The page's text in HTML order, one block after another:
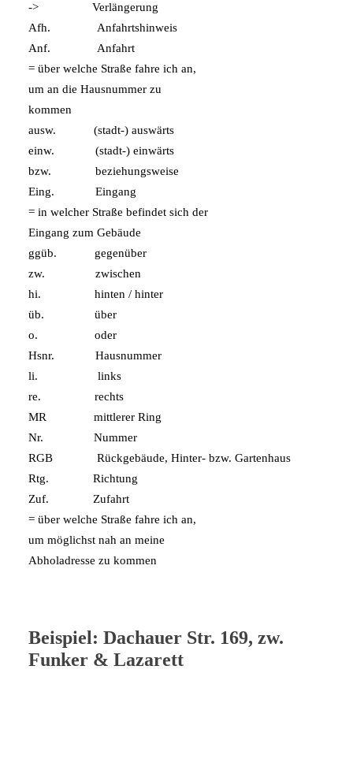
-> Verlängerung
Afh. Anfahrtshinweis
Anf. Anfahrt
= über welche Straße fahre ich an,
um an die Hausnummer zu
kommen
ausw. (stadt-) auswärts
einw. (stadt-) einwärts
bzw. beziehungsweise
Eing. Eingang
= in welcher Straße befindet sich der
Eingang zum Gebäude
ggüb. gegenüber
zw. zwischen
hi. hinten / hinter
üb. über
o. oder
Hsnr. Hausnummer
li. links
re. rechts
MR mittlerer Ring
Nr. Nummer
RGB Rückgebäude, Hinter- bzw. Gartenhaus
Rtg. Richtung
Zuf. Zufahrt
= über welche Straße fahre ich an,
um möglichst nah an meine
Abholadresse zu kommen
Beispiel: Dachauer Str. 169, zw.
Funker & Lazarett